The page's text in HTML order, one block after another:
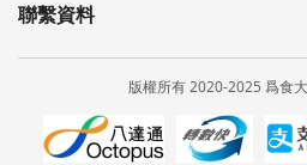
聯繫資料
版權所有 2020-2025 爲食